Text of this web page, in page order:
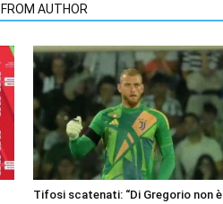
AUTHOR
Tifosi scatenati: “Di Gregorio non è